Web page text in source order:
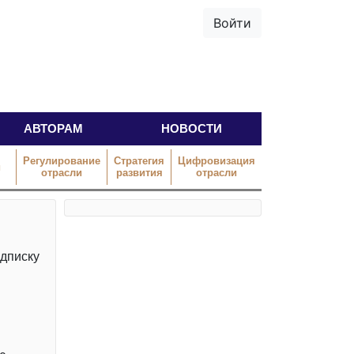
Войти
АВТОРАМ НОВОСТИ
Регулирование
отрасли
Стратегия
развития
Цифровизация
отрасли